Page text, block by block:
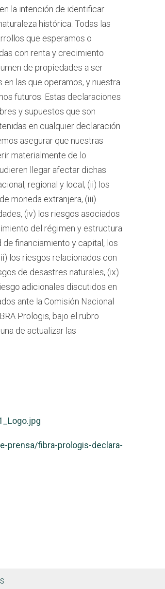
la intención de identificar
histórica. Todas las
que esperamos o
con renta y crecimiento
de propiedades a ser
las que operamos, y nuestra
futuros. Estas declaraciones
y supuestos que son
en cualquier declaración
asegurar que nuestras
materialmente de lo
llegar afectar dichas
regional y local, (ii) los
moneda extranjera, (iii)
(iv) los riesgos asociados
del régimen y estructura
financiamiento y capital, los
los riesgos relacionados con
de desastres naturales, (ix)
adicionales discutidos en
ante la Comisión Nacional
Prologis, bajo el rubro
de actualizar las
prensa/fibra-prologis-declara-